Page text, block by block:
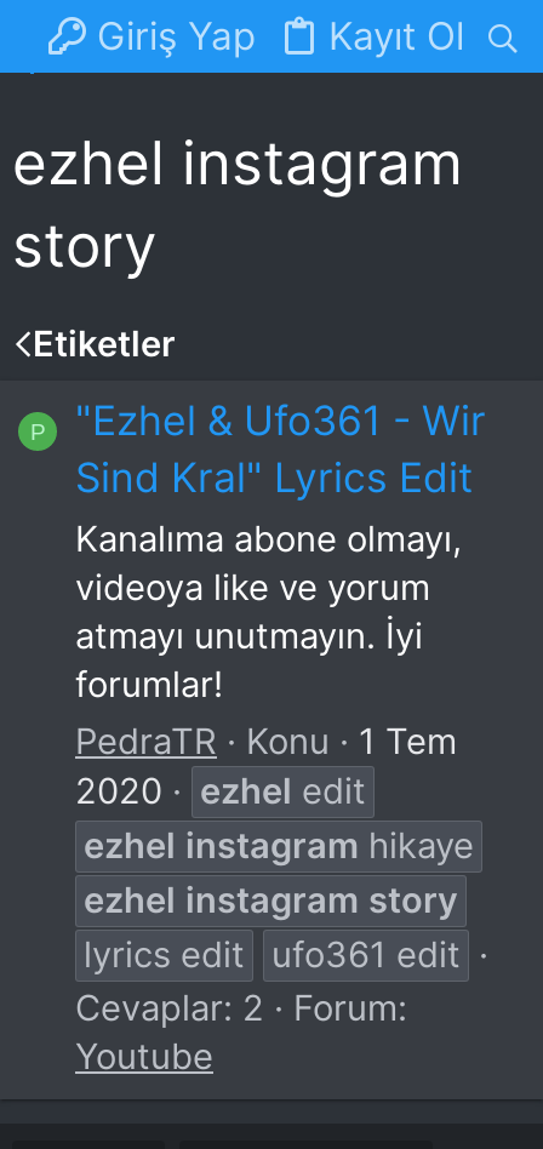
Forumlar Discord
Giriş Yap Kayıt Ol
ezhel instagram
story
Etiketler
P
"Ezhel & Ufo361 - Wir
Sind Kral" Lyrics Edit
Kanalıma abone olmayı,
videoya like ve yorum
atmayı unutmayın. İyi
forumlar!
PedraTR
Konu
1 Tem
2020
ezhel edit
ezhel instagram hikaye
ezhel instagram story
lyrics edit
ufo361 edit
Cevaplar: 2
Forum:
Youtube